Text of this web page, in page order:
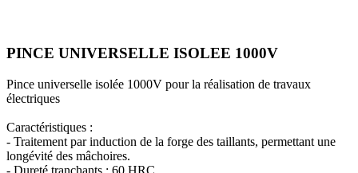
PINCE UNIVERSELLE ISOLEE 1000V
Pince universelle isolée 1000V pour la réalisation de travaux
électriques
Caractéristiques :
- Traitement par induction de la forge des taillants, permettant une
longévité des mâchoires.
- Dureté tranchants : 60 HRC